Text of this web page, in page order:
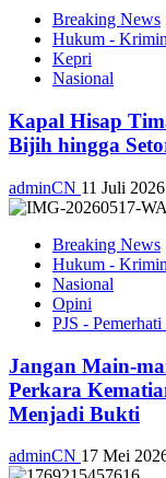
Breaking News
Hukum -
Kepri
Nasional
Kapal Hisap
Bijih hingga
adminCN 11 Juli 2026
Breaking News
Hukum -
Nasional
Opini
PJS -
Jangan Main-
Perkara
Menjadi Bukti
adminCN 17 Mei